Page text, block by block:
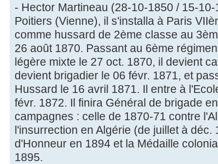
- Hector Martineau (28-10-1850 / 15-
Poitiers (Vienne), il s'installa à Paris
comme hussard de 2ème classe au
26 août 1870. Passant au 6ème
légère mixte le 27 oct. 1870, il devient
devient brigadier le 06 févr. 1871, et
Hussard le 16 avril 1871. Il entre à
févr. 1872. Il finira Général de brigade
campagnes : celle de 1870-71 contre
l'insurrection en Algérie (de juillet à déc.
d'Honneur en 1894 et la Médaille
1895.